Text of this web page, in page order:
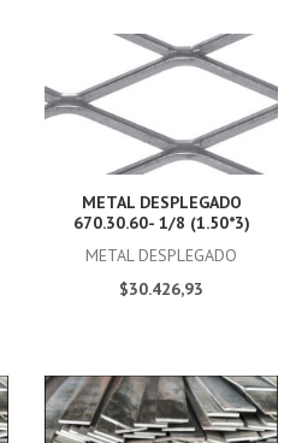
METAL DESPLEGADO
670.30.60- 1/8 (1.50*3)
METAL DESPLEGADO
$30.426,93